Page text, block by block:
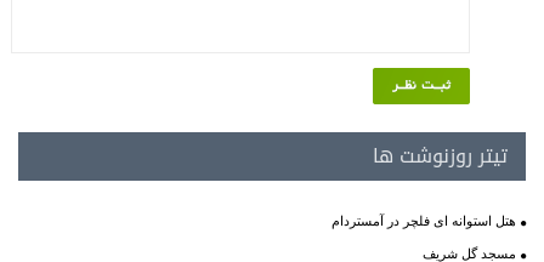
تیتر روزنوشت ها
هتل استوانه ای فلچر در آمستردام
مسجد گل شریف